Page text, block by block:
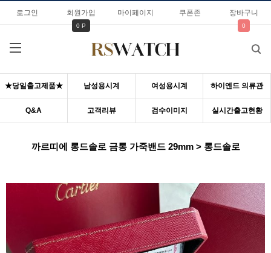
로그인 회원가입
0 P
마이페이지 쿠폰존 장바구니
0
★당일출고제품★ 남성용시계 여성용시계 하이엔드 의류관
Q&A 고객리뷰 검수이미지 실시간출고현황
까르띠에 롱드솔로 금통 가죽밴드 29mm > 롱드솔로